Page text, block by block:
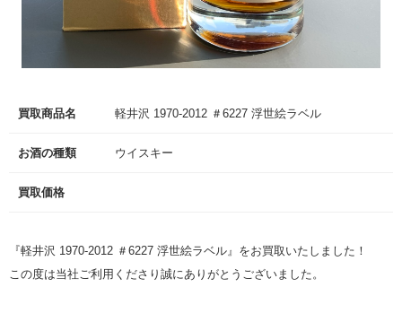
買取商品名 軽井沢 1970-2012 ＃6227 浮世絵ラベル
お酒の種類 ウイスキー
買取価格
『軽井沢 1970-2012 ＃6227 浮世絵ラベル』をお買取いたしました！
この度は当社ご利用くださり誠にありがとうございました。